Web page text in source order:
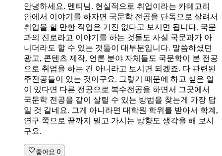
안녕하세요. 멘티님. 현실적으로 취업이라는 카테고리
안에서 이야기를 하자면 국문학 전공을 단독으로 살려서
취업을 할 만한 직업은 거진 없다고 보시면 됩니다. 국문
과의 진로라고 이야기를 하는 것들도 사실 국문과가 아
니더라도 할 수 있는 것들이 대부분입니다. 말씀하셨던
광고, 콘텐츠 제작, 언론 분야 자체들도 국문학이 본 전공
으로 취업을 하는 건 아니라고 보시면 되겠죠. 다 관련된
주전공들이 있는 것이구요. 그렇기 때문에 하고 싶은 일
이 있다면 다른 전공으로 복수전공을 하면서 그곳에서
국문학 전공을 같이 살릴 수 있는 방법을 찾는게 가장 답
일 것 같네요. 그게 아니라면 대학원 학위를 받아서 학계,
연구 쪽으로 끝까지 밀고 가시는 방향도 생각을 해 보시
구요.
좋아요 0